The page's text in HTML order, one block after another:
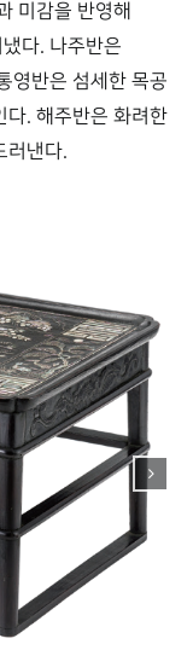
미감을 반영해
다. 나주반은
영반은 섬세한 목공
다. 해주반은 화려한
러낸다.